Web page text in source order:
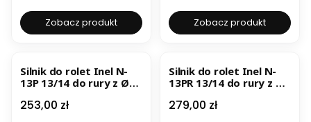
przeciążenia, krótki
Zobacz produkt Zobacz produkt
Silnik do rolet Inel N-
13P 13/14 do rury z Ø
wykrywania
Cena
253,00 zł
Silnik do rolet Inel N-
13PR 13/14 do rury z Ø
odbiornikiem radiowym
Cena
279,00 zł